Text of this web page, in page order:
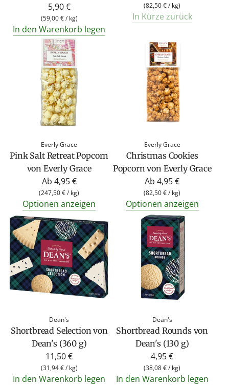
5,90 €
(59,00 €/ kg)
In den Warenkorb legen
(82,50 €/ kg)
In Kürze zurück
Everly Grace
Pink Salt Retreat Popcorn
von Everly Grace
Ab 4,95 €
(247,50 €/ kg)
Optionen anzeigen
Everly Grace
Christmas Cookies
Popcorn von Everly Grace
Ab 4,95 €
(82,50 €/ kg)
Optionen anzeigen
Dean's
Shortbread Selection von
Dean's (360 g)
11,50 €
(31,94 €/ kg)
In den Warenkorb legen
Dean's
Shortbread Rounds von
Dean's (130 g)
4,95 €
(38,08 €/ kg)
In den Warenkorb legen